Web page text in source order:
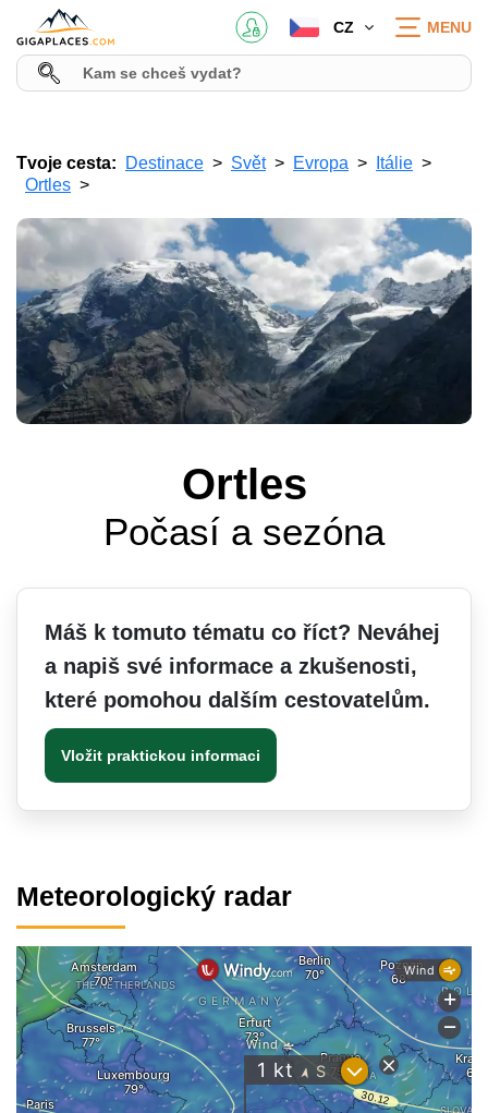
CZ MENU
Tvoje cesta: Destinace Svět Evropa
Itálie
Ortles
Ortles
Počasí a sezóna
Máš k tomuto tématu co říct? Neváhej
a napiš své informace a zkušenosti,
které pomohou dalším cestovatelům.
Vložit praktickou informaci
Meteorologický radar